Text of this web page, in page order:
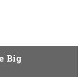
Big